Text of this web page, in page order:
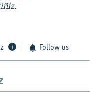
Follow us